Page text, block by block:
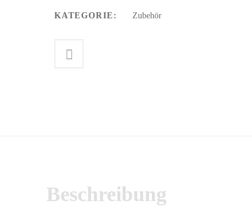
KATEGORIE: Zubehör
Beschreibung